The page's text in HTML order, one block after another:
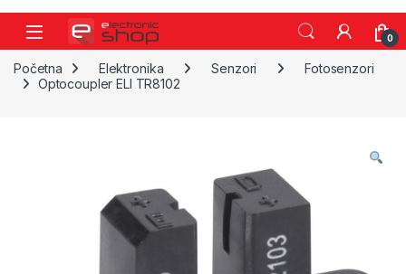
Skip to navigation
Skip to content
0
Početna Elektronika Senzori
Fotosenzori
Optocoupler ELI TR8102